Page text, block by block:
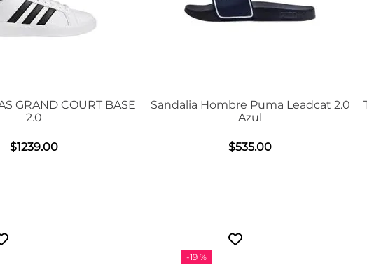
Puma Leadcat 2.0
Azul
$535.00
Tenis Unisex De Entrenamiento Nike
Air Max BIA Negro
$1508.
-19 %